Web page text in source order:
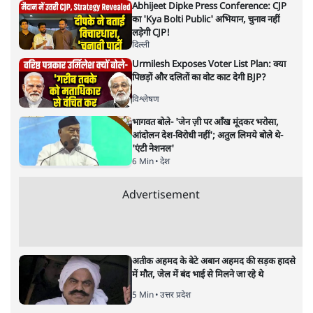
सोमदत्त शर्माकी और स्टोरी पढ़ें
क्या हम प्रकृति के ख़िलाफ़ जंग छेड़ कर
ख़ुदकुशी कर रहे हैं?
19 JUL, 2021